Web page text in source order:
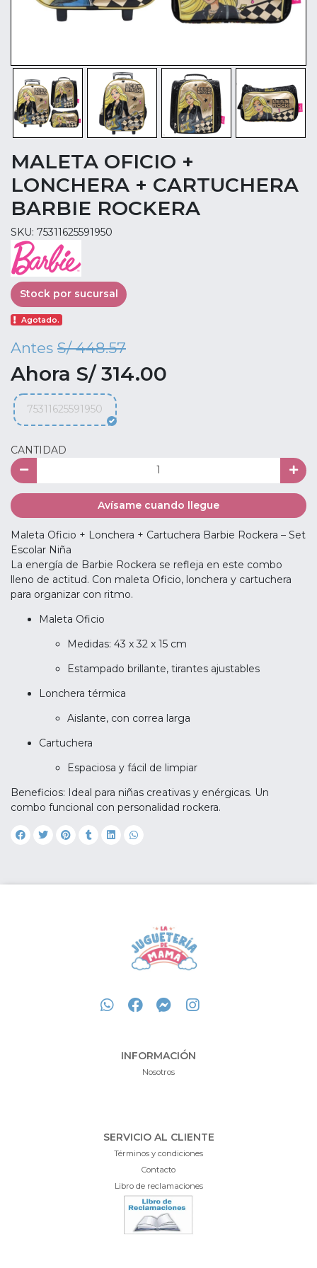
MALETA OFICIO +
LONCHERA + CARTUCHERA
BARBIE ROCKERA
SKU: 75311625591950
Stock por sucursal
Agotado.
Antes S/ 448.57
Ahora S/ 314.00
75311625591950
CANTIDAD
Avísame cuando llegue
Maleta Oficio + Lonchera + Cartuchera Barbie Rockera – Set
Escolar Niña
La energía de Barbie Rockera se refleja en este combo
lleno de actitud. Con maleta Oficio, lonchera y cartuchera
para organizar con ritmo.
Maleta Oficio
Medidas: 43 x 32 x 15 cm
Estampado brillante, tirantes ajustables
Lonchera térmica
Aislante, con correa larga
Cartuchera
Espaciosa y fácil de limpiar
Beneficios: Ideal para niñas creativas y enérgicas. Un
combo funcional con personalidad rockera.
INFORMACIÓN
Nosotros
SERVICIO AL CLIENTE
Términos y condiciones
Contacto
Libro de reclamaciones